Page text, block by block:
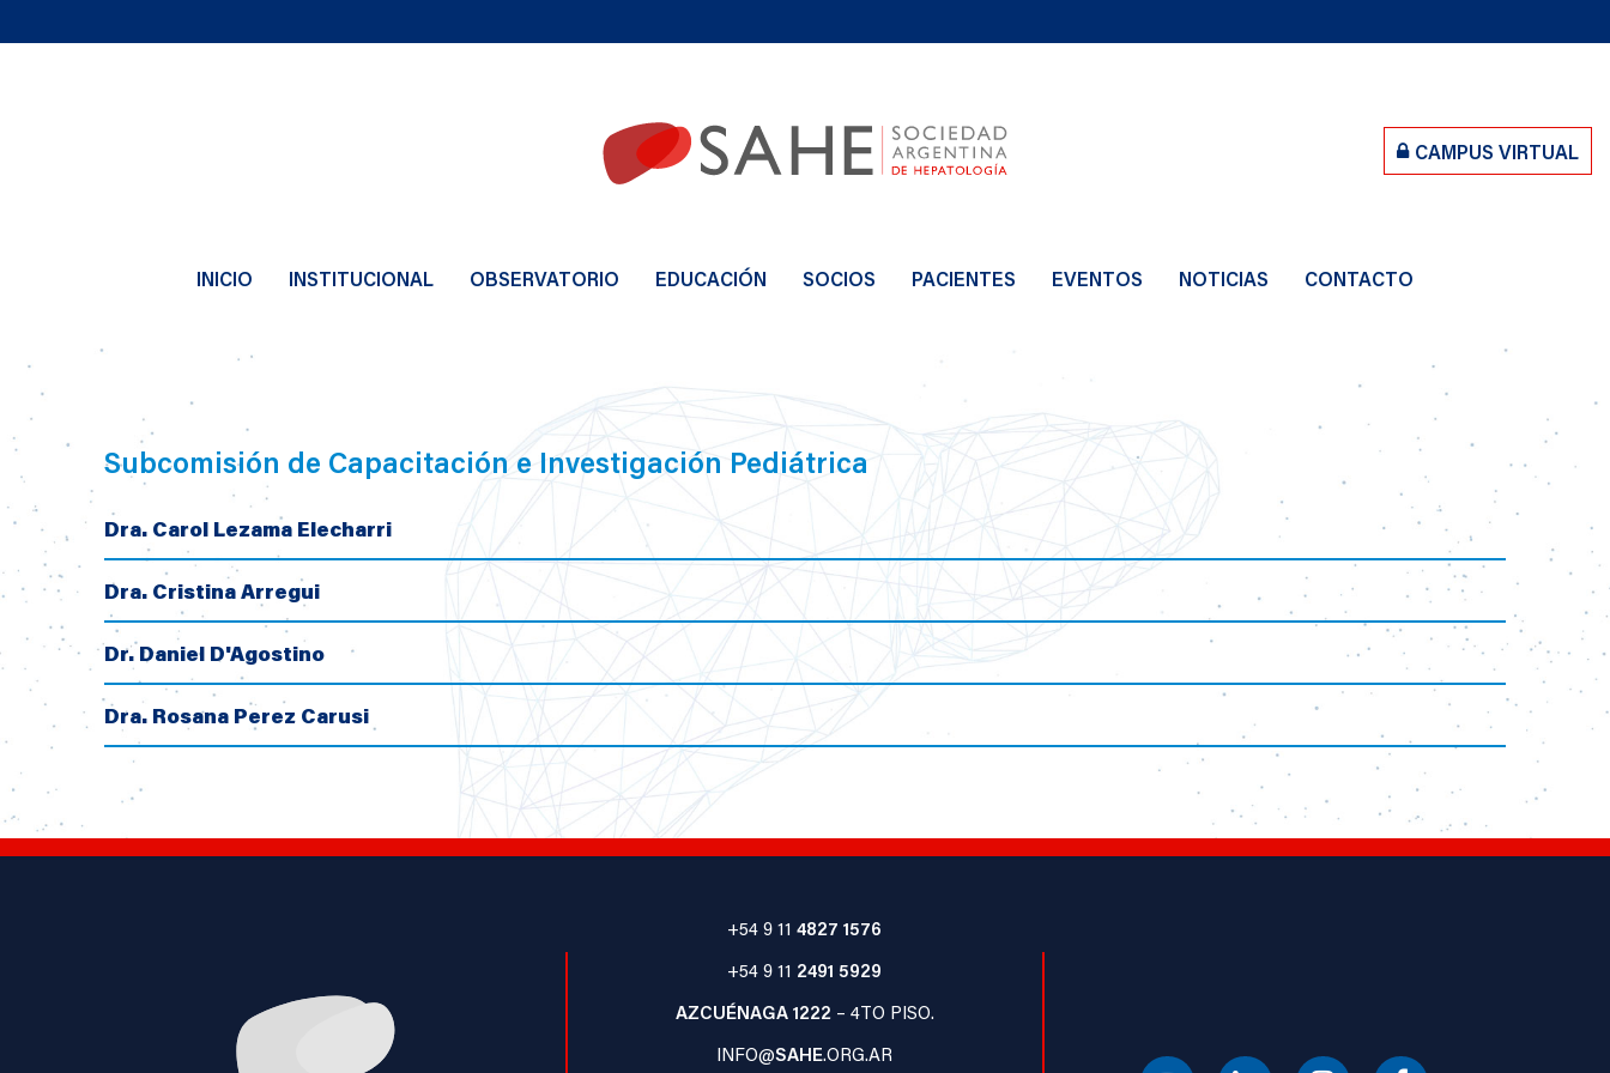
CAMPUS VIRTUAL
INICIO INSTITUCIONAL OBSERVATORIO EDUCACIÓN SOCIOS PACIENTES EVENTOS NOTICIAS CONTACTO
Subcomisión de Capacitación e Investigación Pediátrica
Dra. Carol Lezama Elecharri
Dra. Cristina Arregui
Dr. Daniel D'Agostino
Dra. Rosana Perez Carusi
+54 9 114827 1576
+54 9 11 2491 5929
AZCUÉNAGA 1222– 4TO PISO.
INFO@SAHE.ORG.AR